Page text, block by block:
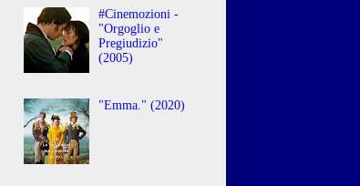
#Cinemozioni -
"Orgoglio e
Pregiudizio"
(2005)
"Emma." (2020)